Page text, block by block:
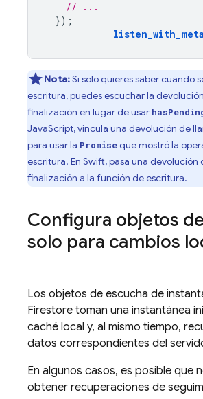
// ...
});
Nota:Si solo quieres saber cuándo
escritura, puedes escuchar la
finalización en lugar de usar
JavaScript, vincula una devolución de
para usar la Promiseque mostró la
escritura. En Swift, pasa una
finalización a la función de escritura.
Configura objetos
solo para cambios
Los objetos de escucha de
Firestore toman una instantánea
caché local y, al mismo tiempo,
datos correspondientes del
En algunos casos, es posible que
obtener recuperaciones de